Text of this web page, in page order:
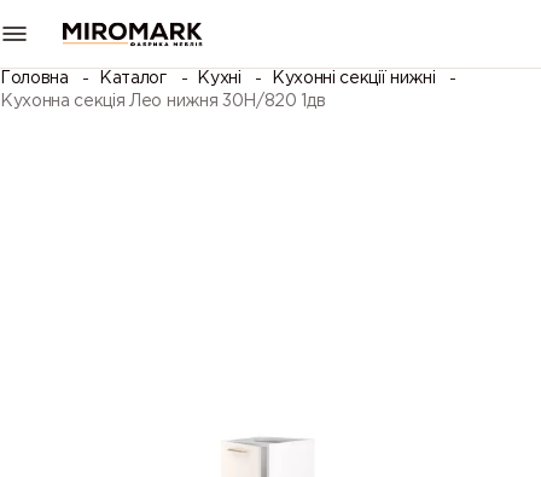
Головна Каталог Кухні
Кухонні секції нижні
Кухонна секція Лео нижня 30Н/820 1дв